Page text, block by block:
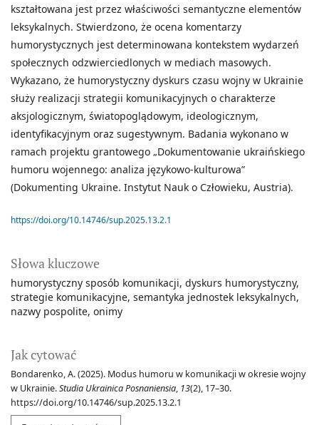
Słowa kluczowe
humorystyczny sposób komunikacji dyskurs humorystyczny
strategie komunikacyjne semantyka jednostek leksykalnych
nazwy pospolite onimy
Jak cytować
Bondarenko, A. (2025). Modus humoru w komunikacji w okresie wojny
w Ukrainie.Studia Ukrainica Posnaniensia, 13(2), 17–30.
https://doi.org/10.14746/sup.2025.13.2.1
kształtowana jest przez właściwości semantyczne elementów
leksykalnych. Stwierdzono, że ocena komentarzy
humorystycznych jest determinowana kontekstem wydarzeń
społecznych odzwierciedlonych w mediach masowych.
Wykazano, że humorystyczny dyskurs czasu wojny w Ukrainie
służy realizacji strategii komunikacyjnych o charakterze
aksjologicznym, światopoglądowym, ideologicznym,
identyfikacyjnym oraz sugestywnym. Badania wykonano w
ramach projektu grantowego „Dokumentowanie ukraińskiego
humoru wojennego: analiza językowo-kulturowa”
(Dokumenting Ukraine. Instytut Nauk o Człowieku, Austria).
https://doi.org/10.14746/sup.2025.13.2.1